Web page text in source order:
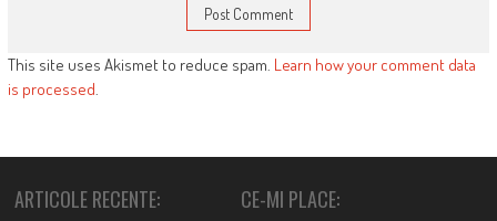
This site uses Akismet to reduce spam. Learn how your comment data
is processed.
ARTICOLE RECENTE: CE-MI PLACE: